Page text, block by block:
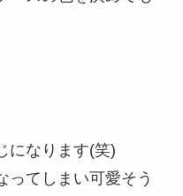
になります(笑)
ってしまい可愛そう